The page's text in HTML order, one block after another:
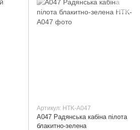
Артикул: HTK-A047
А047 Радянська кабіна пілота
блакитно-зелена